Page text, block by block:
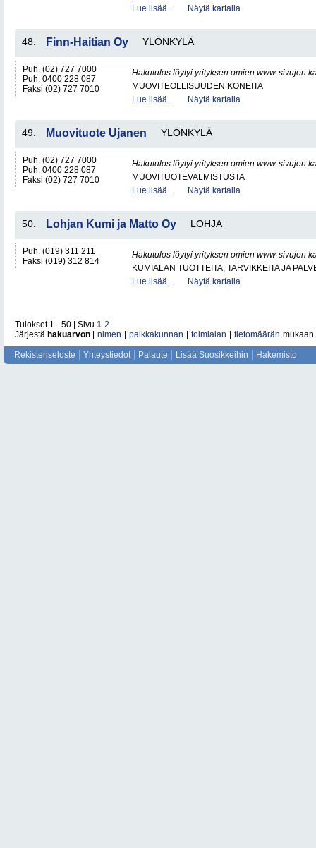
Lue lisää.. Näytä kartalla
48. Finn-Haitian Oy YLÖNKYLÄ
Puh. (02) 727 7000
Puh. 0400 228 087
Faksi (02) 727 7010
Hakutulos löytyi yrityksen omien www-sivujen
MUOVITEOLLISUUDEN KONEITA
Lue lisää..
Näytä kartalla
49. Muovituote Ujanen YLÖNKYLÄ
Puh. (02) 727 7000
Puh. 0400 228 087
Faksi (02) 727 7010
Hakutulos löytyi yrityksen omien www-sivujen
MUOVITUOTEVALMISTUSTA
Lue lisää..
Näytä kartalla
50. Lohjan Kumi ja Matto Oy LOHJA
Puh. (019) 311 211
Faksi (019) 312 814
Hakutulos löytyi yrityksen omien www-sivujen
KUMIALAN TUOTTEITA, TARVIKKEITA JA
Lue lisää..
Näytä kartalla
Tulokset 1 - 50 | Sivu 1 2
Järjestä hakuarvon nimen paikkakunnan toimialan tietomäärän mukaan
Rekisteriseloste Yhteystiedot Palaute Lisää Suosikkeihin Hakemisto